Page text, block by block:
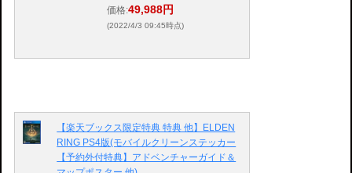
価格:49,988円
(2022/4/3 09:45時点)
【楽天ブックス限定特典 特典 他】ELDEN
RING PS4版(モバイルクリーンステッカー
【予約外付特典】アドベンチャーガイド＆